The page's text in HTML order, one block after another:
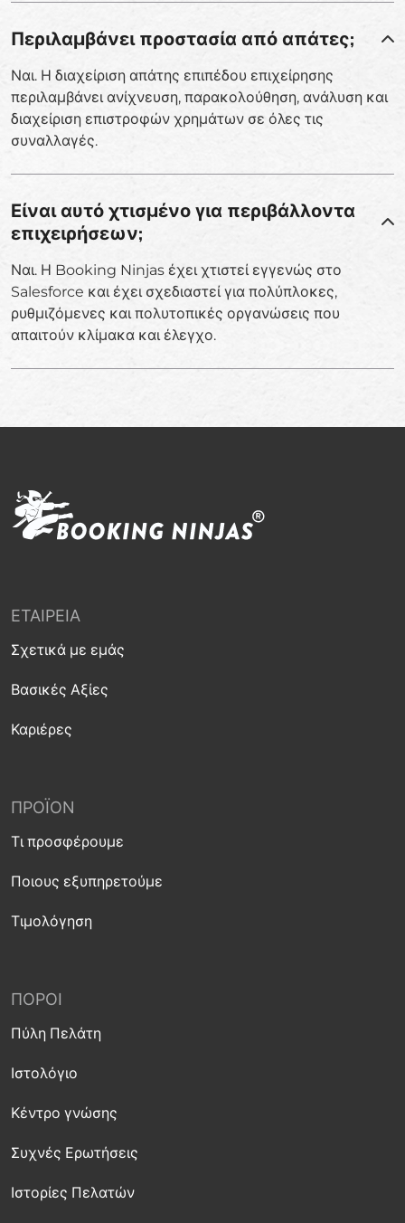
Περιλαμβάνει προστασία από απάτες;
Ναι. Η διαχείριση απάτης επιπέδου επιχείρησης
περιλαμβάνει ανίχνευση, παρακολούθηση, ανάλυση και
διαχείριση επιστροφών χρημάτων σε όλες τις
συναλλαγές.
Είναι αυτό χτισμένο για περιβάλλοντα
επιχειρήσεων;
Ναι. Η Booking Ninjas έχει χτιστεί εγγενώς στο
Salesforce και έχει σχεδιαστεί για πολύπλοκες,
ρυθμιζόμενες και πολυτοπικές οργανώσεις που
απαιτούν κλίμακα και έλεγχο.
ΕΤΑΙΡΕΊΑ
Σχετικά με εμάς
Βασικές Αξίες
Καριέρες
ΠΡΟΪΌΝ
Τι προσφέρουμε
Ποιους εξυπηρετούμε
Τιμολόγηση
ΠΌΡΟΙ
Πύλη Πελάτη
Ιστολόγιο
Κέντρο γνώσης
Συχνές Ερωτήσεις
Ιστορίες Πελατών